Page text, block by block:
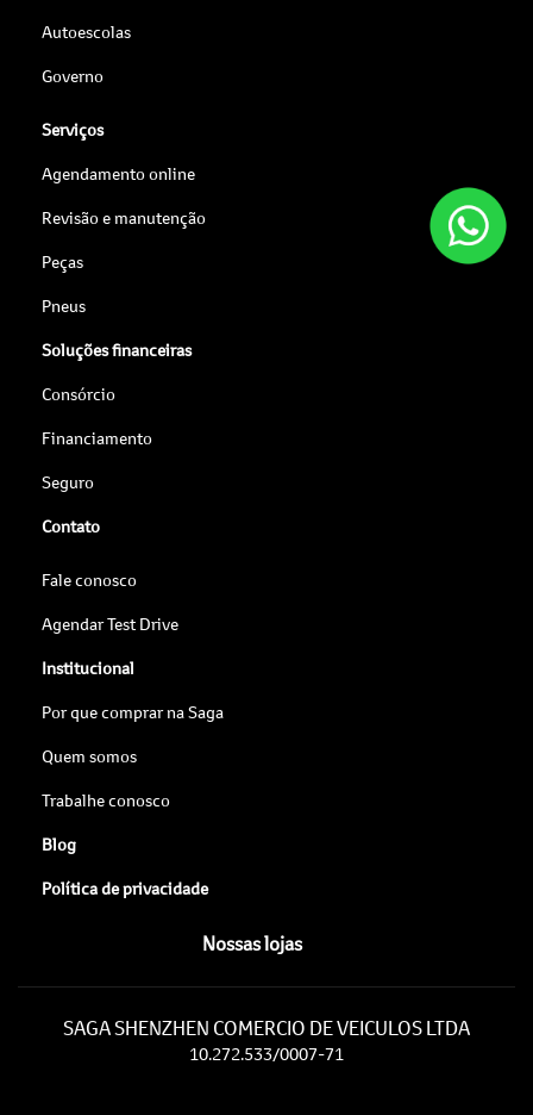
Autoescolas
Governo
Serviços
Agendamento online
Revisão e manutenção
Peças
Pneus
Soluções financeiras
Consórcio
Financiamento
Seguro
Contato
Fale conosco
Agendar Test Drive
Institucional
Por que comprar na Saga
Quem somos
Trabalhe conosco
Blog
Política de privacidade
Nossas lojas
SAGA SHENZHEN COMERCIO DE VEICULOS LTDA
10.272.533/0007-71